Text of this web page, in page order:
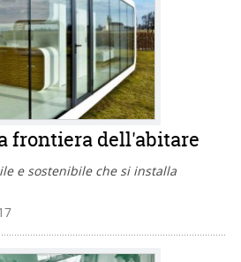
frontiera dell'abitare
e sostenibile che si installa